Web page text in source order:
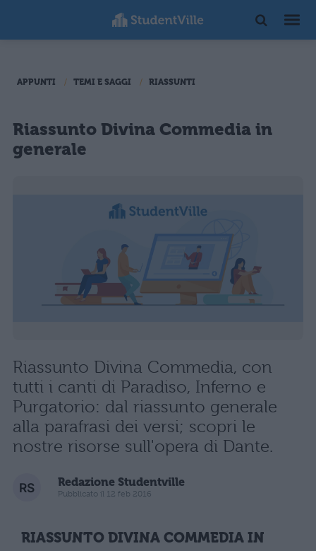
APPUNTI TEMI E SAGGI RIASSUNTI
Riassunto Divina Commedia in
generale
Riassunto Divina Commedia, con
tutti i canti di Paradiso, Inferno e
Purgatorio: dal riassunto generale
alla parafrasi dei versi; scopri le
nostre risorse sull'opera di Dante.
Redazione Studentville
Pubblicato il 12 feb 2016
RIASSUNTO DIVINA COMMEDIA IN